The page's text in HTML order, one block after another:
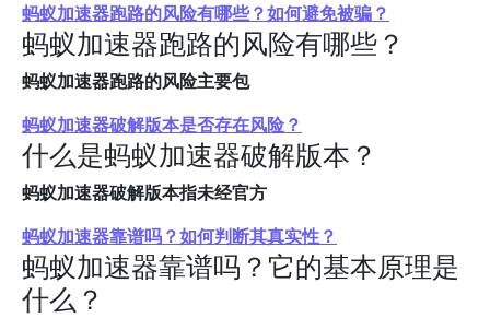
蚂蚁加速器跑路的风险有哪些？如何避免被骗？
蚂蚁加速器跑路的风险有哪些？
蚂蚁加速器跑路的风险主要包
蚂蚁加速器破解版本是否存在风险？
什么是蚂蚁加速器破解版本？
蚂蚁加速器破解版本指未经官方
蚂蚁加速器靠谱吗？如何判断其真实性？
蚂蚁加速器靠谱吗？它的基本原理是
什么？